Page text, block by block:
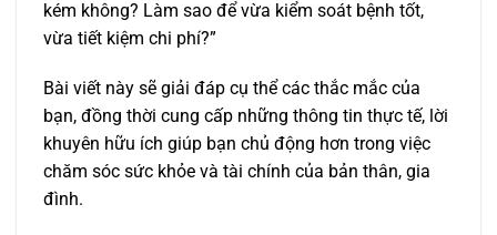
kém không? Làm sao để vừa kiểm soát bệnh tốt,
vừa tiết kiệm chi phí?”
Bài viết này sẽ giải đáp cụ thể các thắc mắc của
bạn, đồng thời cung cấp những thông tin thực tế, lời
khuyên hữu ích giúp bạn chủ động hơn trong việc
chăm sóc sức khỏe và tài chính của bản thân, gia
đình.